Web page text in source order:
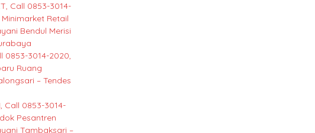
Call 0853-3014-
Retail
Bendul Merisi
0853-3014-2020,
Ruang
– Tendes
Call 0853-3014-
Pesantren
Tambaksari –